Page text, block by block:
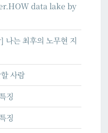
data lake by
나는 최후의 노무현 지
사람
징
징